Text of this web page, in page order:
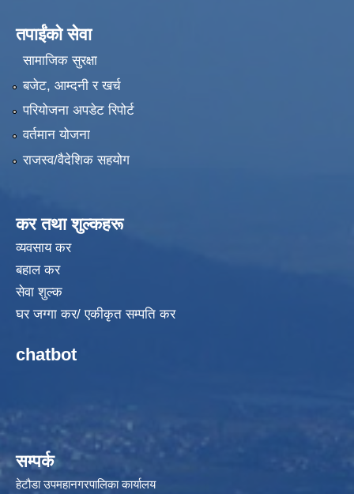
तपाईंको सेवा
सामाजिक सुरक्षा
बजेट, आम्दनी र खर्च
परियोजना अपडेट रिपोर्ट
वर्तमान योजना
राजस्व/वैदेशिक सहयोग
कर तथा शुल्कहरू
व्यवसाय कर
बहाल कर
सेवा शुल्क
घर जग्गा कर/ एकीकृत सम्पति कर
chatbot
सम्पर्क
हेटौडा उपमहानगरपालिका कार्यालय